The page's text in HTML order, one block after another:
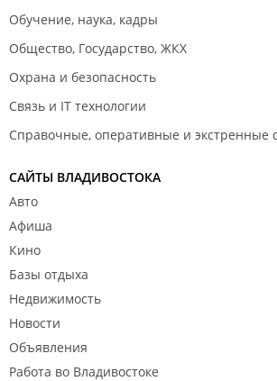
Обучение, наука, кадры
Общество, Государство, ЖКХ
Охрана и безопасность
Связь и IT технологии
Справочные, оперативные и экстренные
САЙТЫ ВЛАДИВОСТОКА
Авто
Афиша
Кино
Базы отдыха
Недвижимость
Новости
Объявления
Работа во Владивостоке